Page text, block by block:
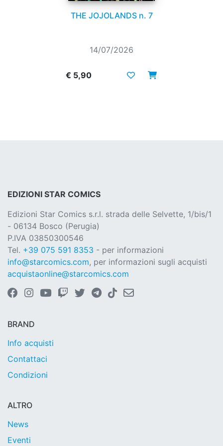
THE JOJOLANDS n. 7
14/07/2026
€ 5,90
EDIZIONI STAR COMICS
Edizioni Star Comics s.r.l. strada delle Selvette, 1/bis/1
- 06134 Bosco (Perugia)
P.IVA 03850300546
Tel. +39 075 591 8353 - per informazioni
info@starcomics.com, per informazioni sugli acquisti
acquistaonline@starcomics.com
BRAND
Info acquisti
Contattaci
Condizioni
ALTRO
News
Eventi